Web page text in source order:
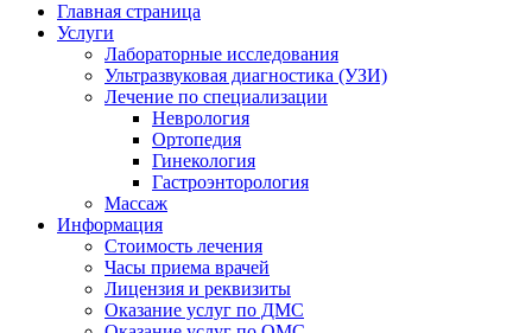
Главная страница
Услуги
Лабораторные исследования
Ультразвуковая диагностика (УЗИ)
Лечение по специализации
Неврология
Ортопедия
Гинекология
Гастроэнторология
Массаж
Информация
Стоимость лечения
Часы приема врачей
Лицензия и реквизиты
Оказание услуг по ДМС